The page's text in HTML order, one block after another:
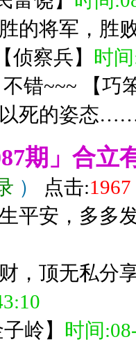
的将军，胜
【侦察兵】 时
错~~~ 【巧
死的姿态
期」合立
） 点击:1967
平安，多多
，顶无私分
岭】 时间